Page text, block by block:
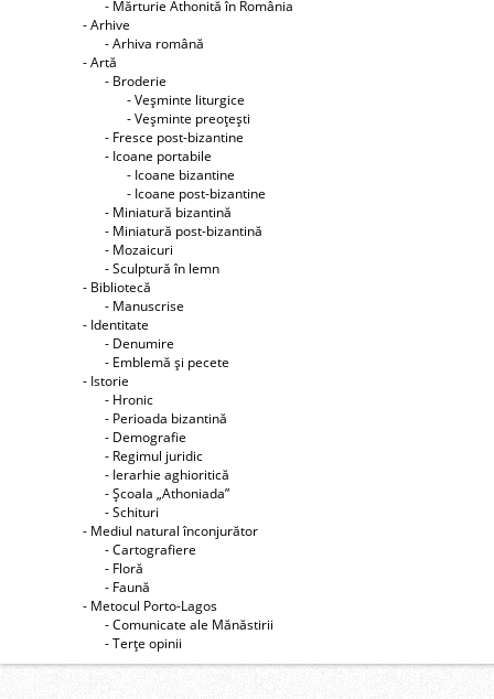
- Mărturie Athonită în România
- Arhive
- Arhiva română
- Artă
- Broderie
- Veşminte liturgice
- Veşminte preoţeşti
- Fresce post-bizantine
- Icoane portabile
- Icoane bizantine
- Icoane post-bizantine
- Miniatură bizantină
- Miniatură post-bizantină
- Mozaicuri
- Sculptură în lemn
- Bibliotecă
- Manuscrise
- Identitate
- Denumire
- Emblemă şi pecete
- Istorie
- Hronic
- Perioada bizantină
- Demografie
- Regimul juridic
- Ierarhie aghioritică
- Şcoala „Athoniada”
- Schituri
- Mediul natural înconjurător
- Cartografiere
- Floră
- Faună
- Metocul Porto-Lagos
- Comunicate ale Mănăstirii
- Terţe opinii